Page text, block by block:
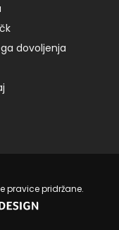
dovoljenja
pravice pridržane.